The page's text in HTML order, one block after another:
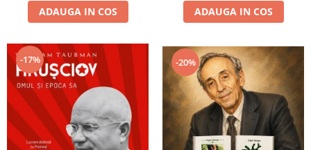
ADAUGA IN COS ADAUGA IN COS
-17% -20%